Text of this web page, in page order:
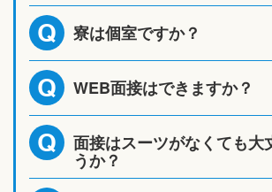
Q 寮は個室ですか？
Q WEB面接はできますか？
Q 面接はスーツがなくても大
うか？